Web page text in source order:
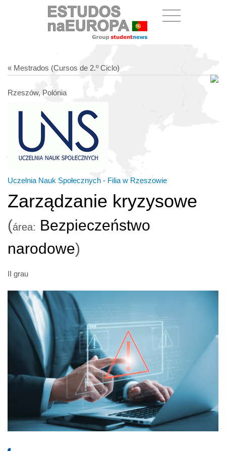
« Mestrados (Cursos de 2.º Ciclo)
Rzeszów, Polónia
Uczelnia Nauk Społecznych - Filia w Rzeszowie
Zarządzanie kryzysowe
(área: Bezpieczeństwo
narodowe)
II grau